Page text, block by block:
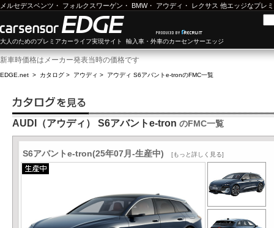
メルセデスベンツ ・ フォルクスワーゲン ・ BMW・ アウディ ・ レクサス 他エッジなプレ
大人のためのプレミアカーライフ実現サイト 輸入車・外車のカーセンサーエッジ
新車時価格はメーカー発表当時の価格です
EDGE.net > カタログ > アウディ > アウディ S6アバントe-tronのFMC一覧
AUDI（アウディ） S6アバントe-tron のFMC一覧
S6アバントe-tron(25年07月-生産中) [もっと詳しく見る]